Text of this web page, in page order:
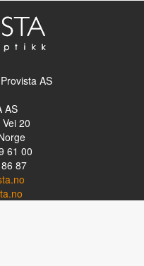
AS
AS
20
61 00
87